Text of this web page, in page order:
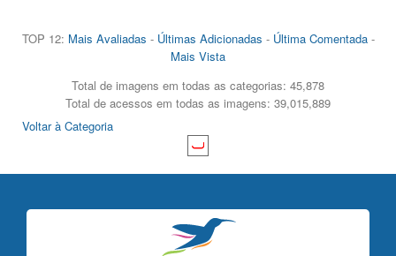
TOP 12: Mais Avaliadas - Últimas Adicionadas - Última Comentada-
Mais Vista
Total de imagens em todas as categorias: 45,878
Total de acessos em todas as imagens: 39,015,889
Voltar à Categoria